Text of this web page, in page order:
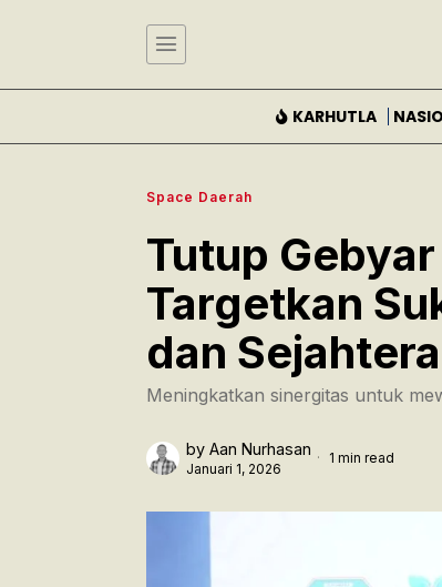
KARHUTLA
Space Daerah
Tutup
Targetkan
dan Sejahtera
Meningkatkan sinergitas untuk
by Aan Nurhasan
Januari 1, 2026
1 min read